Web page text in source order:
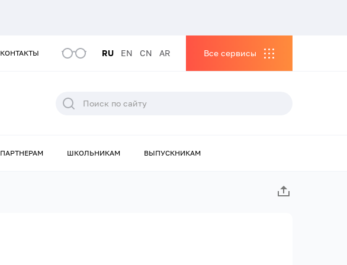
КОНТАКТЫ RU EN CN AR Все сервисы
ПАРТНЕРАМ ШКОЛЬНИКАМ ВЫПУСКНИКАМ